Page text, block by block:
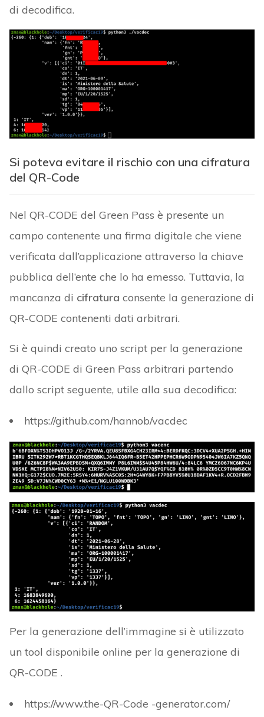
di decodifica.
Si poteva evitare il rischio con una cifratura
del QR-Code
Nel QR-CODE del Green Pass è presente un
campo contenente una firma digitale che viene
verificata dall’applicazione attraverso la chiave
pubblica dell’ente che lo ha emesso. Tuttavia, la
mancanza di cifratura consente la generazione di
QR-CODE contenenti dati arbitrari.
Si è quindi creato uno script per la generazione
di QR-CODE di Green Pass arbitrari partendo
dallo script seguente, utile alla sua decodifica:
https://github.com/hannob/vacdec
Per la generazione dell’immagine si è utilizzato
un tool disponibile online per la generazione di
QR-CODE .
https://www.the-QR-Code -generator.com/